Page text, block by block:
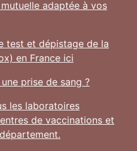
adaptée à vos
test et dépistage de la
en France ici
prise de sang ?
les laboratoires
de vaccinations et